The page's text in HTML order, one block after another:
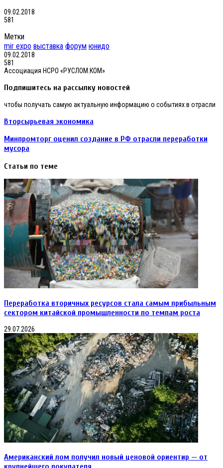
09.02.2018
581
Метки
mir expo выставка форум юнидо
09.02.2018
581
Ассоциация НСРО «РУСЛОМ.КОМ»
Подпишитесь на рассылку новостей
чтобы получать самую актуальную информацию о событиях в отрасли
Вторсырьевая экономика
Минпромторг оценил создание в РФ отрасли переработки
мусора
Статьи по теме
Переработка вторичных ресурсов стала самым прибыльным
сектором китайской промышленности по темпам роста
29.07.2026
Американский лом получил новый ценовой ориентир — от